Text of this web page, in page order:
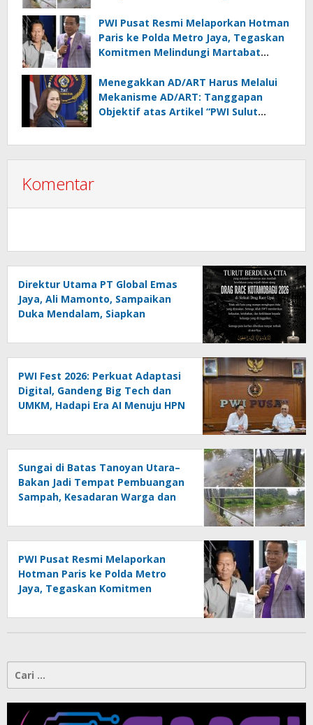
PWI Pusat Resmi Melaporkan Hotman
Paris ke Polda Metro Jaya, Tegaskan
Komitmen Melindungi Martabat
Menegakkan AD/ART Harus Melalui
Mekanisme AD/ART: Tanggapan
Objektif atas Artikel “PWI Sulut
Komentar
Direktur Utama PT Global Emas
Jaya, Ali Mamonto, Sampaikan
Duka Mendalam, Siapkan
Race Kotamobagu
PWI Fest 2026: Perkuat Adaptasi
Digital, Gandeng Big Tech dan
UMKM, Hadapi Era AI Menuju HPN
Sungai di Batas Tanoyan Utara–
Bakan Jadi Tempat Pembuangan
Sampah, Kesadaran Warga dan
Dipertanyakan
PWI Pusat Resmi Melaporkan
Hotman Paris ke Polda Metro
Jaya, Tegaskan Komitmen
untuk: